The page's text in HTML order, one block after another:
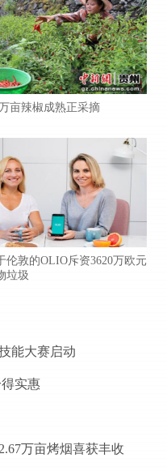
亩辣椒成熟正采摘
伦敦的OLIO斥资3620万欧元
垃圾
能大赛启动
实惠
万亩烤烟喜获丰收